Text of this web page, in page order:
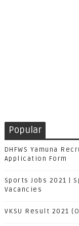
Popular
DHFWS Yamuna
Application Form
Sports Jobs 2021 |
Vacancies
VKSU Result 2021